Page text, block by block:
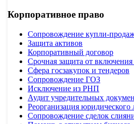
Корпоративное право
Сопровождение купли-
Защита активов
Корпоративный договор
Срочная защита от
Сфера госзакупок и тендеров
Сопровождение ГОЗ
Исключение из РНП
Аудит учредительных
Реорганизация юридического
Сопровождение сделок